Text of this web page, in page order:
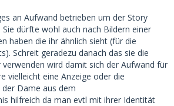
an Aufwand betrieben um der Story
Sie dürfte wohl auch nach Bildern einer
haben die ihr ähnlich sieht (für die
Schreit geradezu danach das sie die
wird damit sich der Aufwand für
vielleicht eine Anzeige oder die
Dame aus dem
hilfreich da man evtl mit ihrer Identität